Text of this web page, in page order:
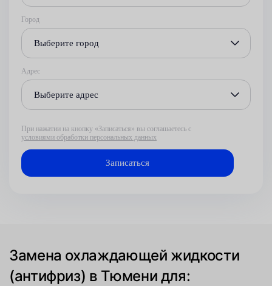
Город
Выберите город
Адрес
Выберите адрес
При нажатии на кнопку «Записаться» вы соглашаетесь с
условиями обработки персональных данных
Замена охлаждающей жидкости
(антифриз) в Тюмени для: